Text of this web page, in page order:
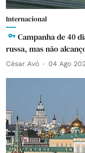
Internacional
Campanha de 40
russa, mas não
César Avó 04 Ago